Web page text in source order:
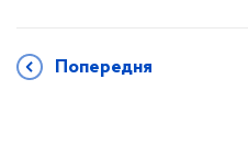
Попередня